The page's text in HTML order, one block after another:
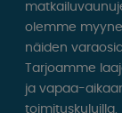
olemme
näiden
Tarjoamme
ja vapaa-